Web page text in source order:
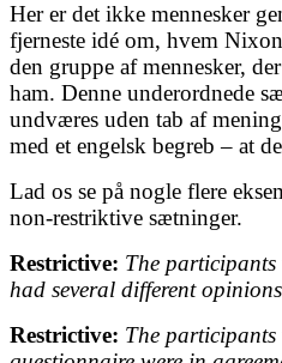
Her er det ikke mennesker
fjerneste idé om, hvem
den gruppe af mennesker,
ham. Denne underordnede
undværes uden tab af
med et engelsk begreb – at
Lad os se på nogle flere
non-restriktive sætninger.
Restrictive: The participants
had several different
Restrictive: The participants